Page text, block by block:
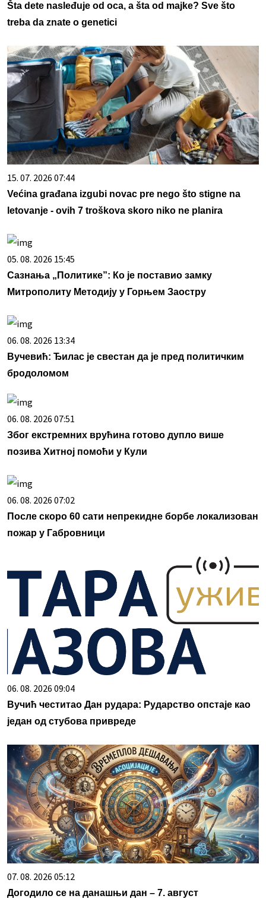
Šta dete nasleđuje od oca, a šta od majke? Sve što
treba da znate o genetici
15. 07. 2026 07:44
Većina građana izgubi novac pre nego što stigne na
letovanje - ovih 7 troškova skoro niko ne planira
05. 08. 2026 15:45
Сазнања „Политике”: Ко је поставио замку
Митрополиту Методију у Горњем Заостру
06. 08. 2026 13:34
Вучевић: Ђилас је свестан да је пред политичким
бродоломом
06. 08. 2026 07:51
Због екстремних врућина готово дупло више
позива Хитној помоћи у Кули
06. 08. 2026 07:02
После скоро 60 сати непрекидне борбе локализован
пожар у Габровници
06. 08. 2026 09:04
Вучић честитао Дан рудара: Рударство опстаје као
један од стубова привреде
07. 08. 2026 05:12
Догодило се на данашњи дан – 7. август